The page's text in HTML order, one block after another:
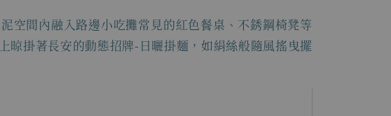
間內融入路邊小吃攤常見的紅色餐桌、不銹鋼椅凳等
晾掛著長安的動態招牌-日曬掛麵，如絹絲般隨風搖曳擺